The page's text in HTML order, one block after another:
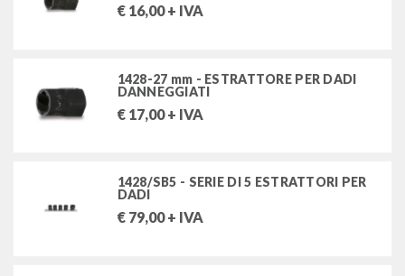
estrattori
estrattori speciali
estrattori parti motore
FILTRA PER
€ 16,00+ IVA
1428-27 mm - ESTRATTORE PER DADI
DANNEGGIATI
€ 17,00+ IVA
1428/SB5 - SERIE DI 5 ESTRATTORI PER
DADI
€ 79,00+ IVA